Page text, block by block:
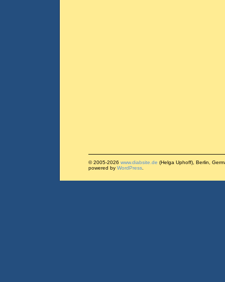
© 2005-2026 www.diabsite.de (Helga Uphoff), Berlin,
powered by WordPress.